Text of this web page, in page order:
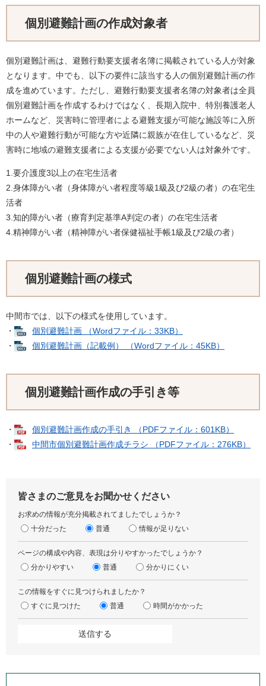
個別避難計画の作成対象者
個別避難計画は、避難行動要支援者名簿に掲載されている人が対象
となります。中でも、以下の要件に該当する人の個別避難計画の作
成を進めています。ただし、避難行動要支援者名簿の対象者は全員
個別避難計画を作成するわけではなく、長期入院中、特別養護老人
ホームなど、災害時に管理者による避難支援が可能な施設等に入所
中の人や避難行動が可能な方や近隣に親族が在住しているなど、災
害時に地域の避難支援者による支援が必要でない人は対象外です。
1.要介護度3以上の在宅生活者
2.身体障がい者（身体障がい者程度等級1級及び2級の者）の在宅生
活者
3.知的障がい者（療育判定基準A判定の者）の在宅生活者
4.精神障がい者（精神障がい者保健福祉手帳1級及び2級の者）
個別避難計画の様式
中間市では、以下の様式を使用しています。
・
個別避難計画 （Wordファイル：33KB）
・
個別避難計画（記載例） （Wordファイル：45KB）
個別避難計画作成の手引き等
・
個別避難計画作成の手引き （PDFファイル：601KB）
・
中間市個別避難計画作成チラシ （PDFファイル：276KB）
皆さまのご意見をお聞かせください
お求めの情報が充分掲載されてましたでしょうか？
十分だった
普通 情報が足りない
ページの構成や内容、表現は分りやすかったでしょうか？
分かりやすい
普通 分かりにくい
この情報をすぐに見つけられましたか？
すぐに見つけた
普通 時間がかかった